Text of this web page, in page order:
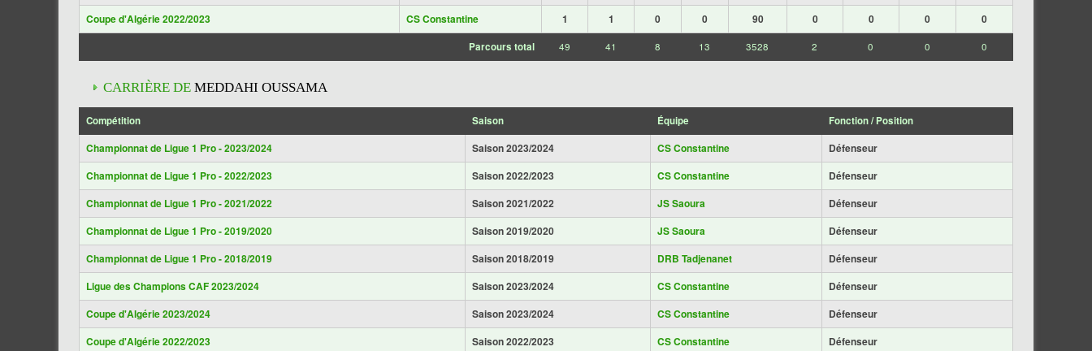
Coupe d'Algérie 2022/2023
CS Constantine 1 1 0 0 90 0 0 0 0
Parcours total 49 41 8 13 3528 2 0 0 0
CARRIÈRE DE MEDDAHI OUSSAMA
Compétition Saison Équipe Fonction / Position
Championnat de Ligue 1 Pro - 2023/2024 Saison 2023/2024 CS Constantine
Défenseur
Championnat de Ligue 1 Pro - 2022/2023
Saison 2022/2023 CS Constantine
Défenseur
Championnat de Ligue 1 Pro - 2021/2022
Saison 2021/2022 JS Saoura
Défenseur
Championnat de Ligue 1 Pro - 2019/2020
Saison 2019/2020 JS Saoura
Défenseur
Championnat de Ligue 1 Pro - 2018/2019
Saison 2018/2019 DRB Tadjenanet
Défenseur
Ligue des Champions CAF 2023/2024
Saison 2023/2024 CS Constantine
Défenseur
Coupe d'Algérie 2023/2024
Saison 2023/2024 CS Constantine
Défenseur
Coupe d'Algérie 2022/2023
Saison 2022/2023 CS Constantine Défenseur